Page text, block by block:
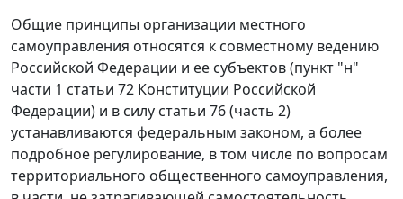
Общие принципы организации местного
самоуправления относятся к совместному ведению
Российской Федерации и ее субъектов (пункт "н"
части 1 статьи 72 Конституции Российской
Федерации) и в силу статьи 76 (часть 2)
устанавливаются федеральным законом, а более
подробное регулирование, в том числе по вопросам
территориального общественного самоуправления,